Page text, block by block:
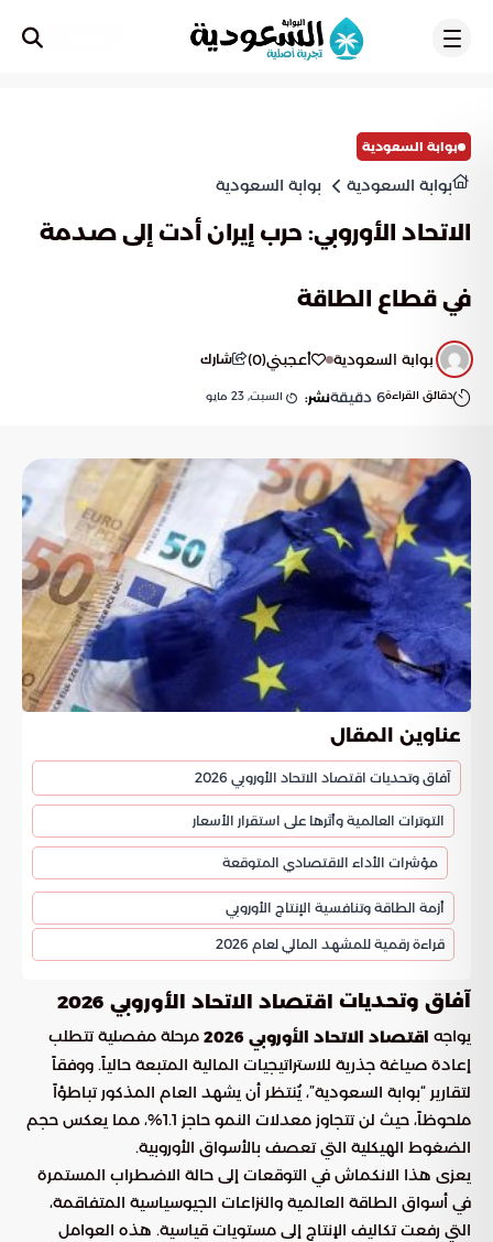
بوابة السعودية
بوابة السعودية بوابة السعودية
الاتحاد الأوروبي: حرب إيران أدت إلى صدمة
في قطاع الطاقة
بوابة السعودية أعجبني(
0
) شارك
دقائق القراءة6 دقيقةنشر: السبت, 23 مايو
عناوين المقال
آفاق وتحديات اقتصاد الاتحاد الأوروبي 2026
التوترات العالمية وأثرها على استقرار الأسعار
مؤشرات الأداء الاقتصادي المتوقعة
أزمة الطاقة وتنافسية الإنتاج الأوروبي
قراءة رقمية للمشهد المالي لعام 2026
آفاق وتحديات اقتصاد الاتحاد الأوروبي 2026
يواجه اقتصاد الاتحاد الأوروبي 2026
مرحلة مفصلية تتطلب
إعادة صياغة جذرية للاستراتيجيات المالية المتبعة حالياً. ووفقاً
لتقارير “بوابة السعودية”، يُنتظر أن يشهد العام المذكور تباطؤاً
ملحوظاً، حيث لن تتجاوز معدلات النمو حاجز 1.1%، مما يعكس حجم
الضغوط الهيكلية التي تعصف بالأسواق الأوروبية.
يعزى هذا الانكماش في التوقعات إلى حالة الاضطراب المستمرة
في أسواق الطاقة العالمية والنزاعات الجيوسياسية المتفاقمة،
التي رفعت تكاليف الإنتاج إلى مستويات قياسية. هذه العوامل